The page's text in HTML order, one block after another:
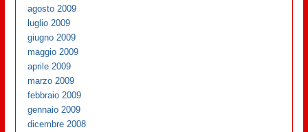
agosto 2009
luglio 2009
giugno 2009
maggio 2009
aprile 2009
marzo 2009
febbraio 2009
gennaio 2009
dicembre 2008